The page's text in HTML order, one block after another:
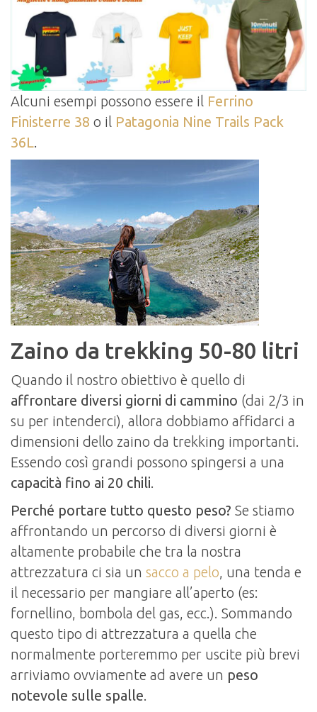
Alcuni esempi possono essere il Ferrino
Finisterre 38 o il Patagonia Nine Trails Pack
36L.
Zaino da trekking 50-80 litri
Quando il nostro obiettivo è quello di
affrontare diversi giorni di cammino (dai 2/3 in
su per intenderci), allora dobbiamo affidarci a
dimensioni dello zaino da trekking importanti.
Essendo così grandi possono spingersi a una
capacità fino ai 20 chili.
Perché portare tutto questo peso? Se stiamo
affrontando un percorso di diversi giorni è
altamente probabile che tra la nostra
attrezzatura ci sia un sacco a pelo, una tenda e
il necessario per mangiare all’aperto (es:
fornellino, bombola del gas, ecc.). Sommando
questo tipo di attrezzatura a quella che
normalmente porteremmo per uscite più brevi
arriviamo ovviamente ad avere un peso
notevole sulle spalle.